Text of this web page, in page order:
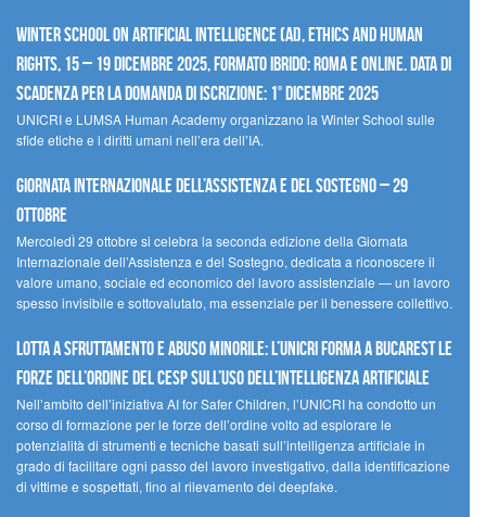
Winter School on Artificial Intelligence (AI), Ethics and Human
Rights, 15 – 19 dicembre 2025, Formato Ibrido: Roma e online. Data di
scadenza per la domanda di iscrizione: 1° dicembre 2025
UNICRI e LUMSA Human Academy organizzano la Winter School sulle
sfide etiche e i diritti umani nell’era dell’IA.
Giornata internazionale dell’assistenza e del sostegno – 29
ottobre
MercoledÌ 29 ottobre si celebra la seconda edizione della Giornata
Internazionale dell’Assistenza e del Sostegno, dedicata a riconoscere il
valore umano, sociale ed economico del lavoro assistenziale — un lavoro
spesso invisibile e sottovalutato, ma essenziale per il benessere collettivo.
Lotta a sfruttamento e abuso minorile: l’UNICRI forma a Bucarest le
forze dell’ordine del CESP sull’uso dell’Intelligenza Artificiale
Nell’ambito dell’iniziativa AI for Safer Children, l’UNICRI ha condotto un
corso di formazione per le forze dell’ordine volto ad esplorare le
potenzialità di strumenti e tecniche basati sull’intelligenza artificiale in
grado di facilitare ogni passo del lavoro investigativo, dalla identificazione
di vittime e sospettati, fino al rilevamento dei deepfake.